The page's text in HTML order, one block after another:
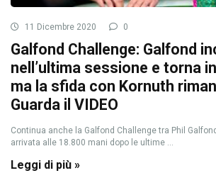
11 Dicembre 2020 0
Galfond Challenge: Galfond
nell’ultima sessione e torna
ma la sfida con Kornuth
Guarda il VIDEO
Continua anche la Galfond Challenge tra Phil
arrivata alle 18.800 mani dopo le ultime ...
Leggi di più »